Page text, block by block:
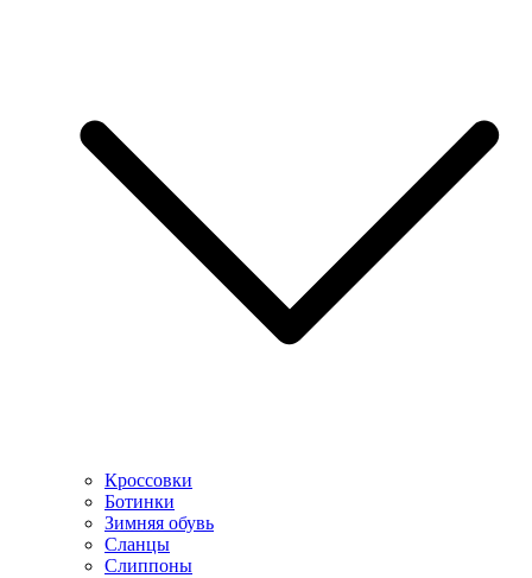
Кроссовки
Ботинки
Зимняя обувь
Сланцы
Слиппоны